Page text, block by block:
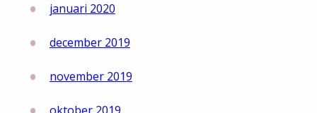
januari 2020
december 2019
november 2019